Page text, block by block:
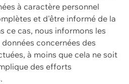
à caractère personnel
et d'être informé de la
ce cas, nous informons les
concernées des
à moins que cela ne soit
des efforts